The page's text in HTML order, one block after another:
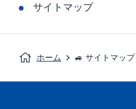
サイトマップ
ホーム 🚙 サイトマッ